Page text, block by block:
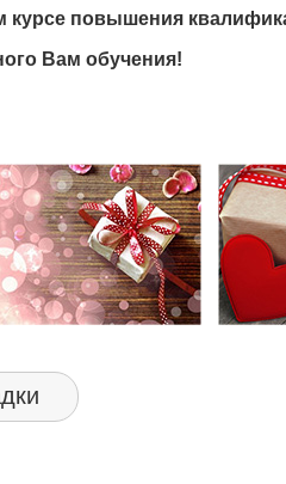
курсе повышения
Вам обучения!